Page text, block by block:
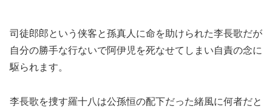
司徒郎郎という侠客と孫真人に命を助けられた李長歌だが
自分の勝手な行ないで阿伊児を死なせてしまい自責の念に
駆られます。
李長歌を捜す羅十八は公孫恒の配下だった緒風に何者だと